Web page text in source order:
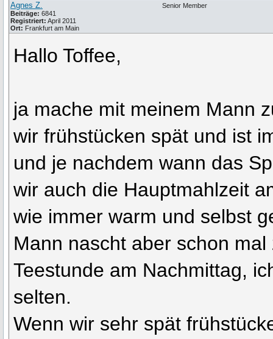
Agnes Z.
Beiträge: 6841
Registriert: April 2011
Ort: Frankfurt am Main
Senior Member
Hallo Toffee,
ja mache mit meinem Mann
wir frühstücken spät und ist
und je nachdem wann das
wir auch die Hauptmahlzeit
wie immer warm und selbst
Mann nascht aber schon
Teestunde am Nachmittag,
selten.
Wenn wir sehr spät